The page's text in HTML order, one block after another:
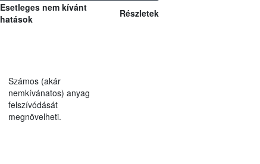
Esetleges nem kívánt
hatások
Részletek
Számos (akár
nemkívánatos) anyag
felszívódását
megnövelheti.